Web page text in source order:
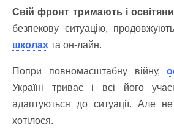
Свій фронт тримають і
безпекову ситуацію,
школах та он-лайн.
Попри повномасштабну війну,
Україні триває і всі його
адаптуються до ситуації. Але
хотілося.